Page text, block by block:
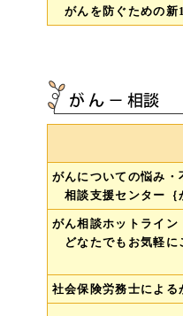
がんを防ぐための新
がんについての悩み・
相談支援センター｛
がん相談ホットライン
どなたでもお気軽
社会保険労務士によ